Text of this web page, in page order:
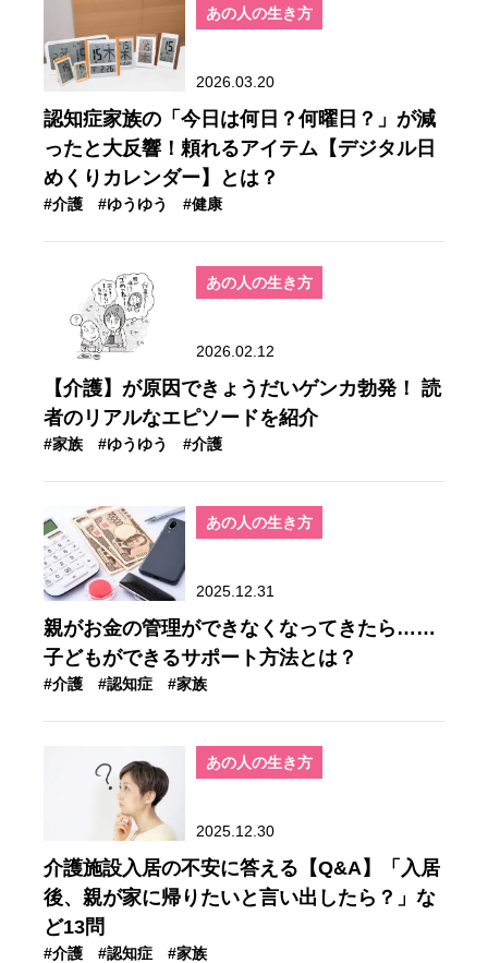
あの人の生き方
2026.03.20
認知症家族の「今日は何日？何曜日？」が減
ったと大反響！頼れるアイテム【デジタル日
めくりカレンダー】とは？
#介護 #ゆうゆう #健康
あの人の生き方
2026.02.12
【介護】が原因できょうだいゲンカ勃発！ 読
者のリアルなエピソードを紹介
#家族 #ゆうゆう #介護
あの人の生き方
2025.12.31
親がお金の管理ができなくなってきたら……
子どもができるサポート方法とは？
#介護 #認知症 #家族
あの人の生き方
2025.12.30
介護施設入居の不安に答える【Q&A】「入居
後、親が家に帰りたいと言い出したら？」な
ど13問
#介護 #認知症 #家族